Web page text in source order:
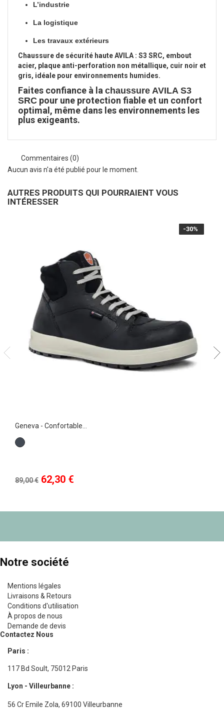
L’industrie
La logistique
Les travaux extérieurs
Chaussure de sécurité haute AVILA : S3 SRC, embout
acier, plaque anti-perforation non métallique, cuir noir et
gris, idéale pour environnements humides.
Faites confiance à la chaussure AVILA S3
SRC pour une protection fiable et un confort
optimal, même dans les environnements les
plus exigeants.
Commentaires (0)
Aucun avis n'a été publié pour le moment.
AUTRES PRODUITS QUI POURRAIENT VOUS
INTÉRESSER
-30%
-30%
Geneva - Confortable...
Noir
Prix
89,00 € Prix
62,30 €
Notre société
Mentions légales
Livraisons & Retours
Conditions d'utilisation
À propos de nous
Demande de devis
Contactez Nous
Paris :
117 Bd Soult, 75012 Paris
Lyon - Villeurbanne :
56 Cr Emile Zola, 69100 Villeurbanne